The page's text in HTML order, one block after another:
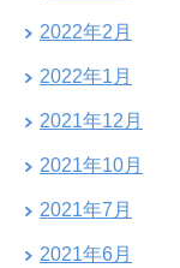
2022年2月
2022年1月
2021年12月
2021年10月
2021年7月
2021年6月